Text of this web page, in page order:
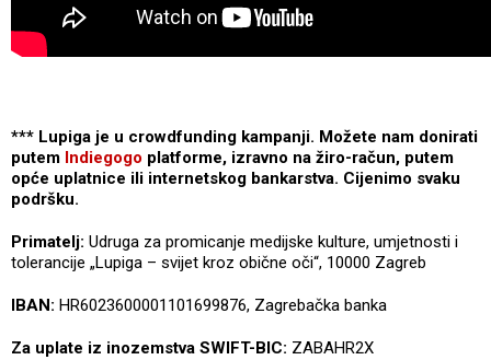
*** Lupiga je u crowdfunding kampanji. Možete nam donirati
putem Indiegogo platforme, izravno na žiro-račun, putem
opće uplatnice ili internetskog bankarstva. Cijenimo svaku
podršku.
Primatelj: Udruga za promicanje medijske kulture, umjetnosti i
tolerancije „Lupiga – svijet kroz obične oči“, 10000 Zagreb
IBAN: HR6023600001101699876, Zagrebačka banka
Za uplate iz inozemstva SWIFT-BIC: ZABAHR2X